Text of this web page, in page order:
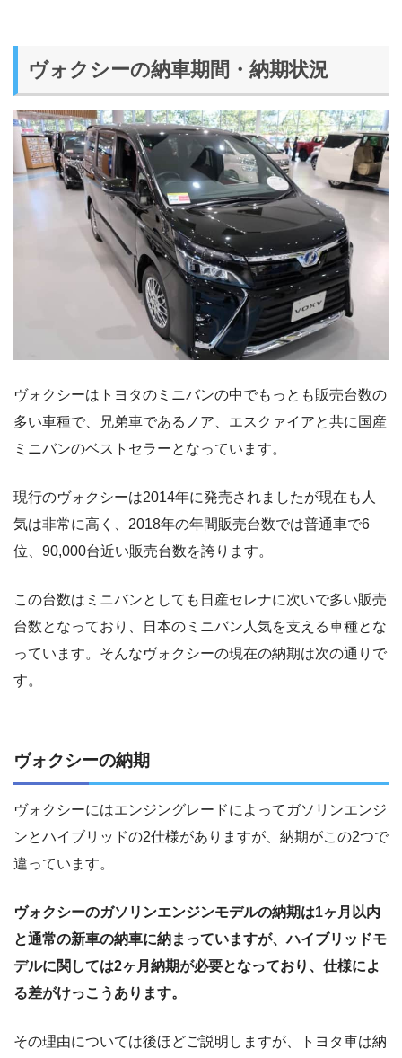
ヴォクシーの納車期間・納期状況
ヴォクシーはトヨタのミニバンの中でもっとも販売台数の
多い車種で、兄弟車であるノア、エスクァイアと共に国産
ミニバンのベストセラーとなっています。
現行のヴォクシーは2014年に発売されましたが現在も人
気は非常に高く、2018年の年間販売台数では普通車で6
位、90,000台近い販売台数を誇ります。
この台数はミニバンとしても日産セレナに次いで多い販売
台数となっており、日本のミニバン人気を支える車種とな
っています。そんなヴォクシーの現在の納期は次の通りで
す。
ヴォクシーの納期
ヴォクシーにはエンジングレードによってガソリンエンジ
ンとハイブリッドの2仕様がありますが、納期がこの2つで
違っています。
ヴォクシーのガソリンエンジンモデルの納期は1ヶ月以内
と通常の新車の納車に納まっていますが、ハイブリッドモ
デルに関しては2ヶ月納期が必要となっており、仕様によ
る差がけっこうあります。
その理由については後ほどご説明しますが、トヨタ車は納